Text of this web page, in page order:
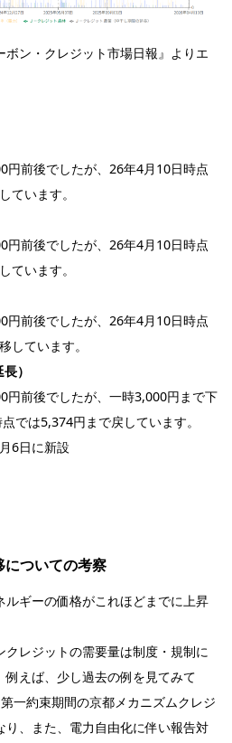
ボン・クレジット市場日報』よりエ
円前後でしたが、26年4月10日時点
ています。
円前後でしたが、26年4月10日時点
ています。
円前後でしたが、26年4月10日時点
しています。
）
円前後でしたが、一時3,000円まで下
では5,374円まで戻しています。
6日に新設
についての考察
ルギーの価格がこれほどまでに上昇
クレジットの需要量は制度・規制に
えば、少し過去の例を見てみて
一約束期間の京都メカニズムクレジ
り、また、電力自由化に伴い報告対